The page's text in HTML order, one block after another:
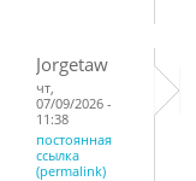
Jorgetaw
чт,
07/09/2026 -
11:38
постоянная
ссылка
(permalink)